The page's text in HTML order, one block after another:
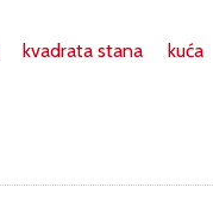
kvadrata stana kuća